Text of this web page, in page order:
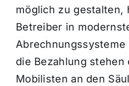
möglich zu gestalten,
Betreiber in
die Bezahlung stehen
Mobilisten an den